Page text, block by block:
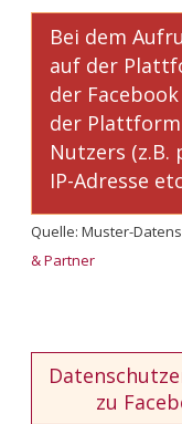
Bei dem
auf der
der
der Plattform
Nutzers
IP-Adresse
Quelle:Muster-
& Partner
zu